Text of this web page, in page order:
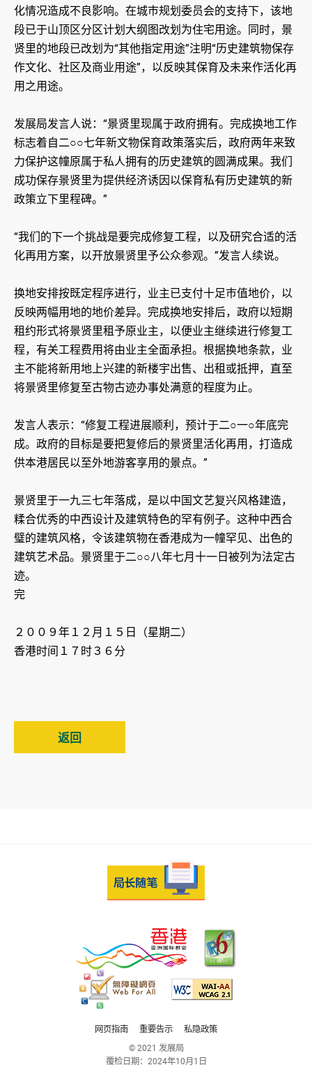
化情况造成不良影响。在城巿规划委员会的支持下，该地
段已于山顶区分区计划大纲图改划为住宅用途。同时，景
贤里的地段已改划为“其他指定用途”注明“历史建筑物保存
作文化、社区及商业用途”，以反映其保育及未来作活化再
用之用途。
发展局发言人说：“景贤里现属于政府拥有。完成换地工作
标志着自二○○七年新文物保育政策落实后，政府两年来致
力保护这幢原属于私人拥有的历史建筑的圆满成果。我们
成功保存景贤里为提供经济诱因以保育私有历史建筑的新
政策立下里程碑。”
“我们的下一个挑战是要完成修复工程，以及研究合适的活
化再用方案，以开放景贤里予公众参观。”发言人续说。
换地安排按既定程序进行，业主已支付十足巿值地价，以
反映两幅用地的地价差异。完成换地安排后，政府以短期
租约形式将景贤里租予原业主，以便业主继续进行修复工
程，有关工程费用将由业主全面承担。根据换地条款，业
主不能将新用地上兴建的新楼宇出售、出租或抵押，直至
将景贤里修复至古物古迹办事处满意的程度为止。
发言人表示：“修复工程进展顺利，预计于二○一○年底完
成。政府的目标是要把复修后的景贤里活化再用，打造成
供本港居民以至外地游客享用的景点。”
景贤里于一九三七年落成，是以中国文艺复兴风格建造，
糅合优秀的中西设计及建筑特色的罕有例子。这种中西合
璧的建筑风格，令该建筑物在香港成为一幢罕见、出色的
建筑艺术品。景贤里于二○○八年七月十一日被列为法定古
迹。
完
２００９年１２月１５日（星期二）
香港时间１７时３６分
返回
网页指南 重要告示
私隐政策
© 2021 发展局
覆检日期： 2024年10月1日